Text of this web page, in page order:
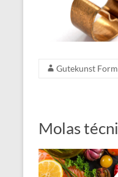
Gutekunst
Molas